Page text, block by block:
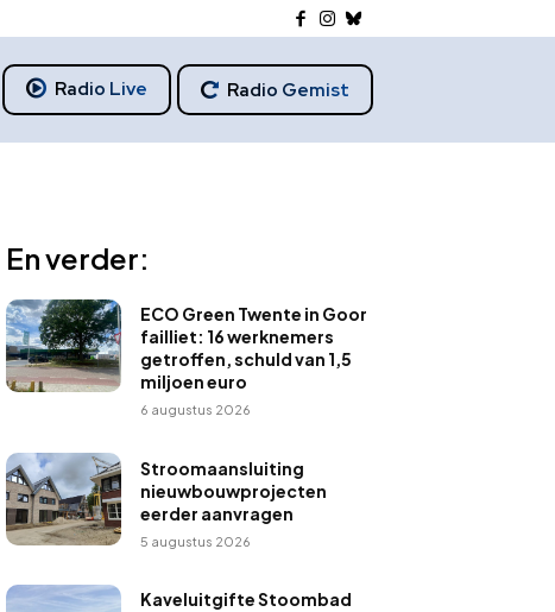
Radio Live Radio Gemist
En verder:
ECO Green Twente in Goor
failliet: 16 werknemers
getroffen, schuld van 1,5
miljoen euro
6 augustus 2026
Stroomaansluiting
nieuwbouwprojecten
eerder aanvragen
5 augustus 2026
Kaveluitgifte Stoombad